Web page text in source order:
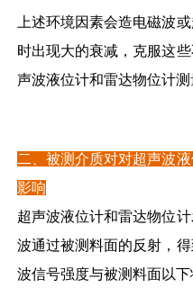
上述环境因素会造电磁波
时出现大的衰减，克服这
声波液位计和雷达物位计测
二、被测介质对对超声波
影响
超声波液位计和雷达物位
波通过被测料面的反射，
波信号强度与被测料面以下